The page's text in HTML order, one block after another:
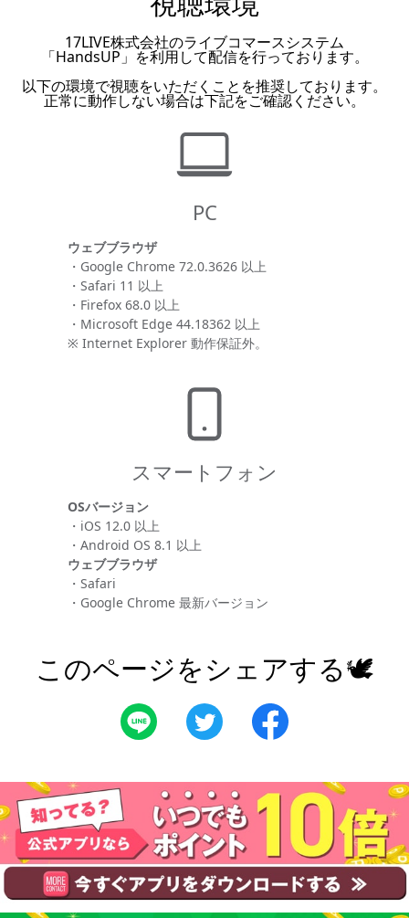
17LIVE株式会社のライブコマースシステム
「HandsUP」を利用して配信を行っております。
以下の環境で視聴をいただくことを推奨しております。
正常に動作しない場合は下記をご確認ください。
PC
ウェブブラウザ
・Google Chrome 72.0.3626 以上
・Safari 11 以上
・Firefox 68.0 以上
・Microsoft Edge 44.18362 以上
※ Internet Explorer 動作保証外。
スマートフォン
OSバージョン
・iOS 12.0 以上
・Android OS 8.1 以上
ウェブブラウザ
・Safari
・Google Chrome 最新バージョン
このページをシェアする🕊